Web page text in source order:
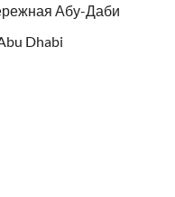
Абу-Даби
Dhabi